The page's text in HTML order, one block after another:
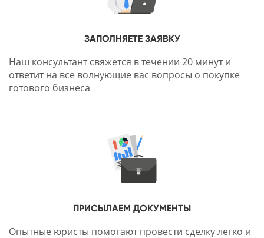
ЗАПОЛНЯЕТЕ ЗАЯВКУ
Наш консультант свяжется в течении 20 минут и
ответит на все волнующие вас вопросы о покупке
готового бизнеса
ПРИСЫЛАЕМ ДОКУМЕНТЫ
Опытные юристы помогают провести сделку легко и